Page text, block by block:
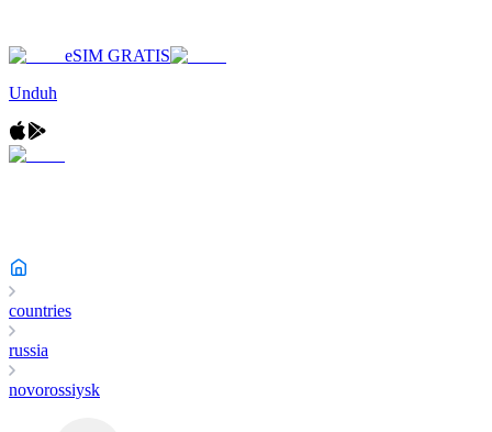
eSIM GRATIS
Unduh
countries
russia
novorossiysk